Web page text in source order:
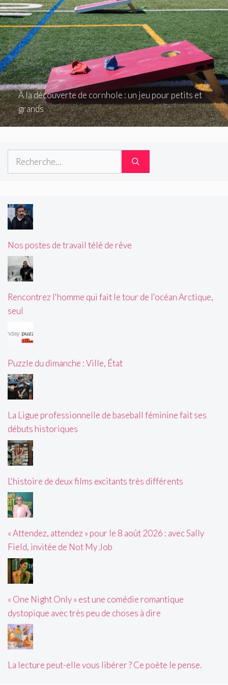
À la découverte de cornhole : un jeu pour petits et
grands
Rechercher :
Nos postes de travail télé de rêve
Rencontrez l'homme qui fait le tour de l'océan Arctique,
seul
Puzzle du dimanche : Ville, État
La Ligue professionnelle de baseball féminine fait ses
débuts historiques
L'histoire de deux films excitants très différents
« Attendez, attendez » pour le 8 août 2026 : avec Sally
Field, invitée de Not My Job
« One Night Only » est une comédie romantique
dystopique avec très peu de choses à dire
La lecture peut-elle vous libérer ? Ce poète le pense.